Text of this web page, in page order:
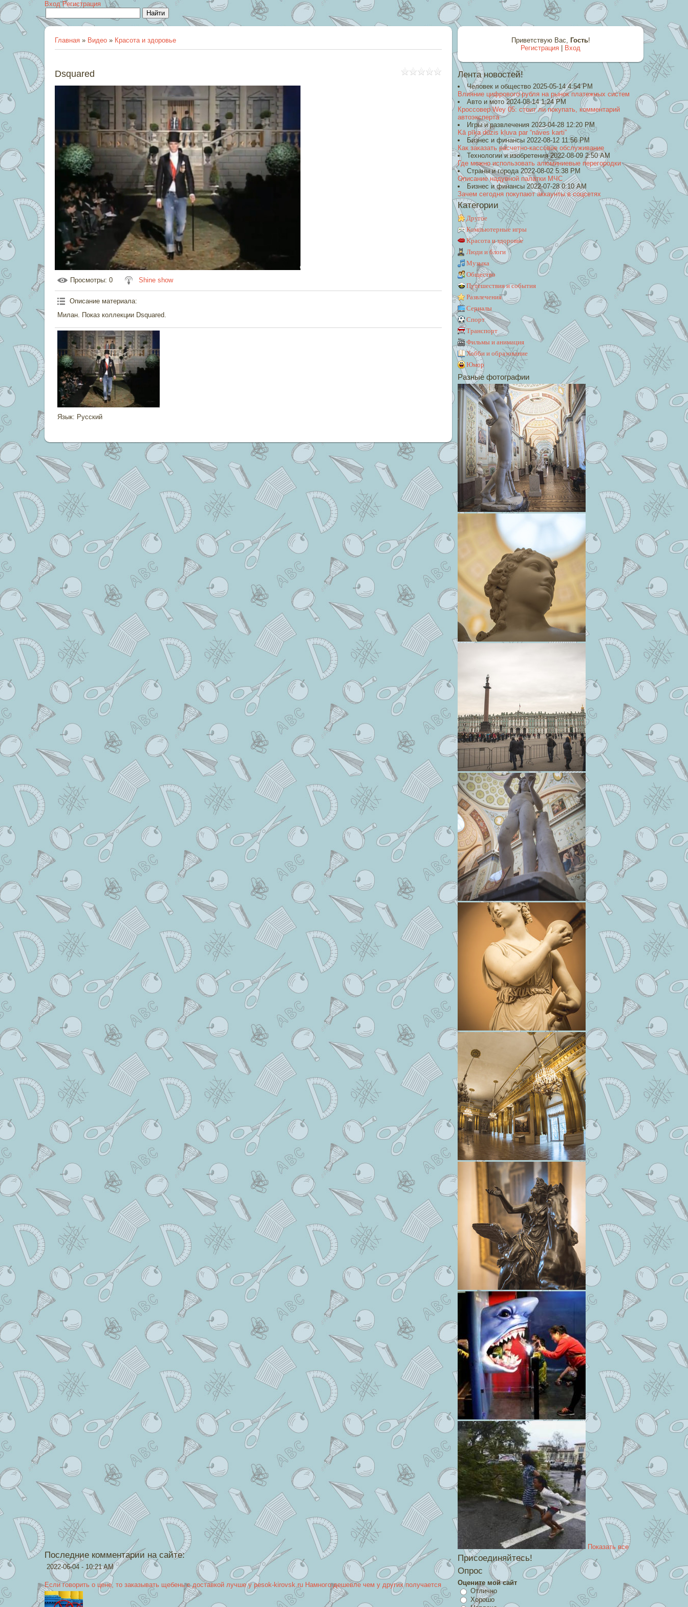
Вход Регистрация
Главная » Видео » Красота и здоровье
Dsquared
Просмотры: 0 Shine show
Описание материала:
Милан. Показ коллекции Dsquared.
Язык: Русский
Приветствую Вас, Гость!
Регистрация
Вход
Лента новостей!
Человек и общество 2025-05-14 4:54 PM
Влияние цифрового рубля на рынок платежных систем
Авто и мото 2024-08-14 1:24 PM
Кроссовер Wey 05: стоит ли покупать, комментарий
автоэксперта
Игры и развлечения 2023-04-28 12:20 PM
Kā pīķa dūzis kļuva par “nāves karti”
Бизнес и финансы 2022-08-12 11:56 PM
Как заказать расчетно-кассовое обслуживание
Технологии и изобретения 2022-08-09 2:50 AM
Где можно использовать алюминиевые перегородки
Страны и города 2022-08-02 5:38 PM
Описание надувной палатки МЧС
Бизнес и финансы 2022-07-28 0:10 AM
Зачем сегодня покупают аккаунты в соцсетях
Категории
Другое
Компьютерные игры
Красота и здоровье
Люди и блоги
Музыка
Общество
Путешествия и события
Развлечения
Сериалы
Спорт
Транспорт
Фильмы и анимация
Хобби и образование
Юмор
Разные фотографии
Показать все
Присоединяйтесь!
Опрос
Оцените мой сайт
Отлично
Хорошо
Последние комментарии на сайте:
2022-06-04 - 10:21 AM
Если говорить о цене, то заказывать щебень с доставкой лучше у pesok-kirovsk.ru Намного дешевле чем у других получается